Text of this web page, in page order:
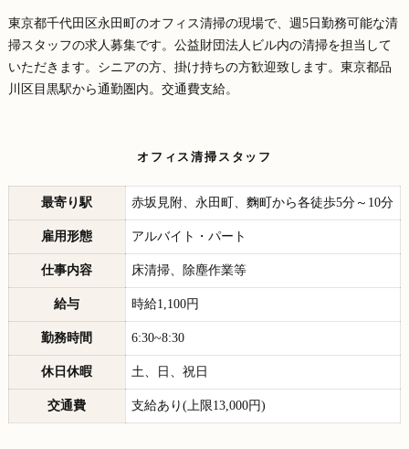
東京都千代田区永田町のオフィス清掃の現場で、週5日勤務可能な清
掃スタッフの求人募集です。公益財団法人ビル内の清掃を担当して
いただきます。シニアの方、掛け持ちの方歓迎致します。東京都品
川区目黒駅から通勤圏内。交通費支給。
オフィス清掃スタッフ
最寄り駅 赤坂見附、永田町、麴町から各徒歩5分～10分
雇用形態 アルバイト・パート
仕事内容 床清掃、除塵作業等
給与 時給1,100円
勤務時間 6:30~8:30
休日休暇 土、日、祝日
交通費 支給あり(上限13,000円)